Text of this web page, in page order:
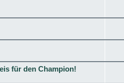
für den Champion!